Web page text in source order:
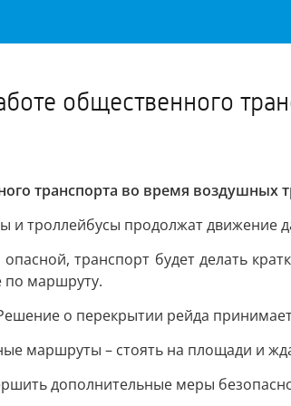
общественного
транспорта во время воздушных
и троллейбусы продолжат движение
транспорт будет делать
по маршруту.
о перекрытии рейда
маршруты – стоять на площади и
дополнительные меры